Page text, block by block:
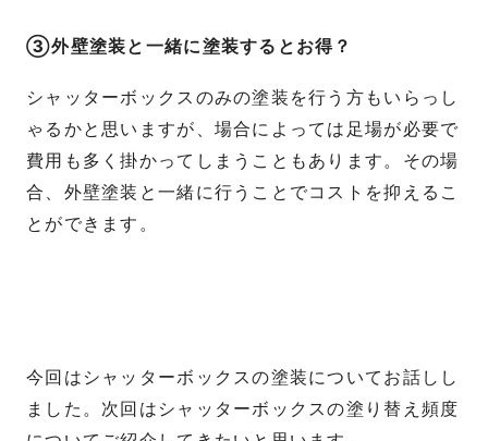
③外壁塗装と一緒に塗装するとお得？
シャッターボックスのみの塗装を行う方もいらっし
ゃるかと思いますが、場合によっては足場が必要で
費用も多く掛かってしまうこともあります。その場
合、外壁塗装と一緒に行うことでコストを抑えるこ
とができます。
今回はシャッターボックスの塗装についてお話しし
ました。次回はシャッターボックスの塗り替え頻度